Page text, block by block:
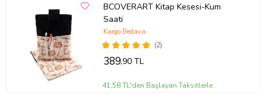
BCOVERART Kitap Kesesi-Kum
Saati
(2)
Kargo Bedava
389,90 TL
41,58 TL'den Başlayan Taksitlerle